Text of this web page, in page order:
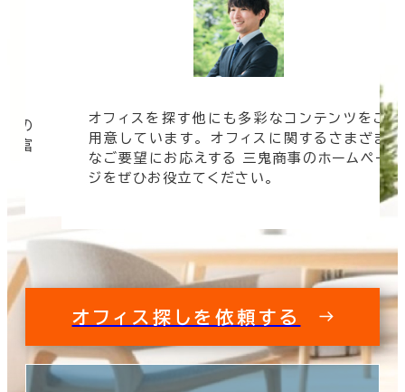
の
豊富
オフィスを探す他にも多彩なコンテンツをご
用意しています。 オフィスに関するさまざま
なご要望にお応えする 三鬼商事のホームペー
ジをぜひお役立てください。
オフィス探しを依頼する